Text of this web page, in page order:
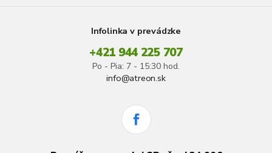
Infolinka v prevádzke
+421 944 225 707
Po - Pia: 7 - 15:30 hod.
info@atreon.sk